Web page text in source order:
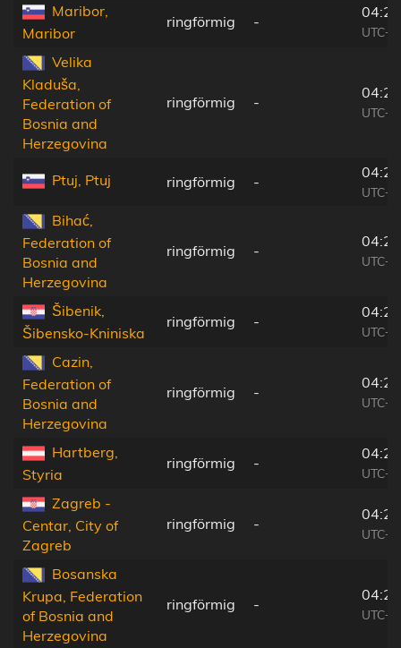
Maribor,
Maribor
ringförmig -
Velika
Kladuša,
Federation of
Bosnia and
Herzegovina
ringförmig -
Ptuj, Ptuj ringförmig -
Bihać,
Federation of
Bosnia and
Herzegovina
ringförmig -
Šibenik,
Šibensko-Kniniska
ringförmig -
Cazin,
Federation of
Bosnia and
Herzegovina
ringförmig -
Hartberg,
Styria
ringförmig -
Zagreb -
Centar, City of
Zagreb
ringförmig -
Bosanska
Krupa, Federation
of Bosnia and
Herzegovina
ringförmig -